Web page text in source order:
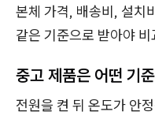
본체 가격, 배송비, 설치
같은 기준으로 받아야
중고 제품은 어떤 기
전원을 켠 뒤 온도가 안